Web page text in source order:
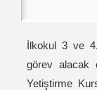
İlkokul 3 ve
görev alacak
Yetiştirme